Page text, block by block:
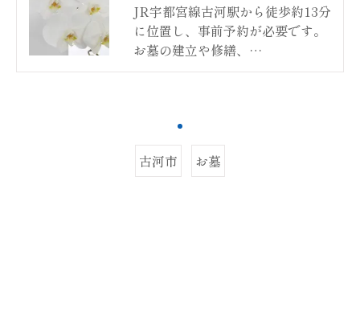
JR宇都宮線古河駅から徒歩約13分
に位置し、事前予約が必要です。
お墓の建立や修繕、…
古河市 お墓